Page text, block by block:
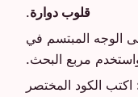
قلوب دوارة.
الوجه المبتسم في
مربع البحث.
اكتب الكود المختصر